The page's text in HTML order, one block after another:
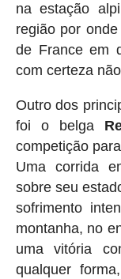
na estação
região por
de France em
com certeza
Outro dos
foi o belga
competição
Uma corrida
sobre seu
sofrimento
montanha, no
uma vitória
qualquer